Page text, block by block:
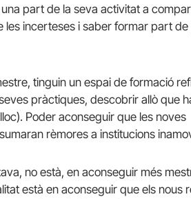
part de la seva activitat a
les incerteses i saber formar part
tinguin un espai de formació
pràctiques, descobrir allò que
Poder aconseguir que les noves
rèmores a institucions
no està, en aconseguir més
està en aconseguir que els nous